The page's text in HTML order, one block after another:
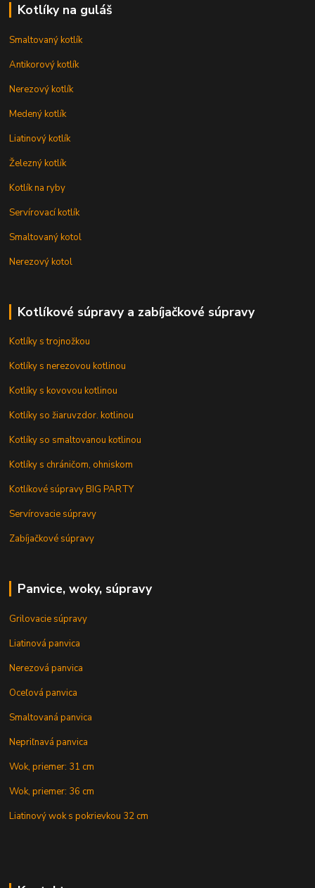
Kotlíky na guláš
Smaltovaný kotlík
Antikorový kotlík
Nerezový kotlík
Medený kotlík
Liatinový kotlík
Železný kotlík
Kotlík na ryby
Servírovací kotlík
Smaltovaný kotol
Nerezový kotol
Kotlíkové súpravy a zabíjačkové súpravy
Kotlíky s trojnožkou
Kotlíky s nerezovou kotlinou
Kotlíky s kovovou kotlinou
Kotlíky so žiaruvzdor. kotlinou
Kotlíky so smaltovanou kotlinou
Kotlíky s chráničom, ohniskom
Kotlíkové súpravy BIG PARTY
Servírovacie súpravy
Zabíjačkové súpravy
Panvice, woky, súpravy
Grilovacie súpravy
Liatinová panvica
Nerezová panvica
Oceľová panvica
Smaltovaná panvica
Nepriľnavá panvica
Wok, priemer: 31 cm
Wok, priemer: 36 cm
Liatinový wok s pokrievkou 32 cm